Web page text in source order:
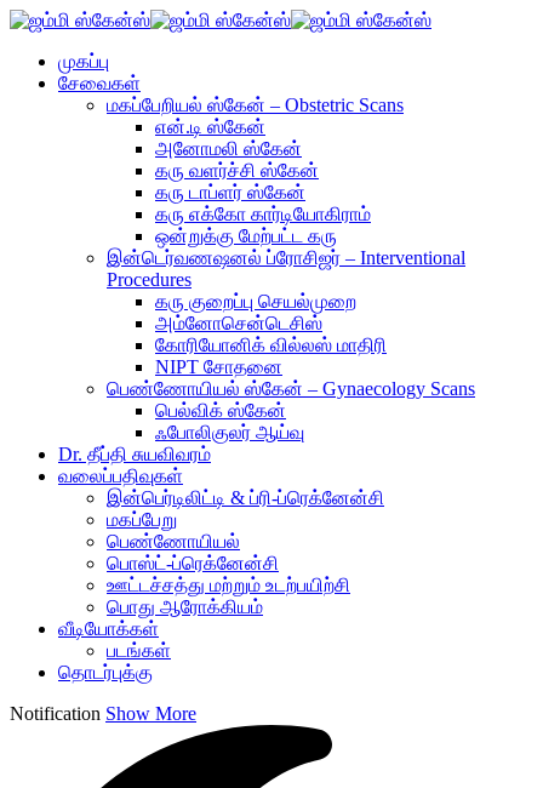
முகப்பு
சேவைகள்
மகப்பேறியல் ஸ்கேன் – Obstetric Scans
என்.டி ஸ்கேன்
அனோமலி ஸ்கேன்
கரு வளர்ச்சி ஸ்கேன்
கரு டாப்ளர் ஸ்கேன்
கரு எக்கோ கார்டியோகிராம்
ஒன்றுக்கு மேற்பட்ட கரு
இன்டெர்வணஷனல் ப்ரோசிஜர் – Interventional
Procedures​
கரு குறைப்பு செயல்முறை
அம்னோசென்டெசிஸ்
கோரியோனிக் வில்லஸ் மாதிரி
NIPT சோதனை
பெண்ணோயியல் ஸ்கேன் – Gynaecology Scans
பெல்விக் ஸ்கேன்
ஃபோலிகுலர் ஆய்வு
Dr. தீப்தி சுயவிவரம்
வலைப்பதிவுகள்
இன்பெர்டிலிட்டி & ப்ரி-ப்ரெக்னேன்சி
மகப்பேறு
பெண்ணோயியல்
பொஸ்ட்-ப்ரெக்னேன்சி
ஊட்டச்சத்து மற்றும் உடற்பயிற்சி
பொது ஆரோக்கியம்
வீடியோக்கள்
படங்கள்
தொடர்புக்கு
Notification Show More